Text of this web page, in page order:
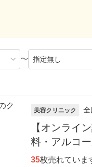
〜
美容クリニック 全
【オンライ
料・アルコ
35枚売れていま